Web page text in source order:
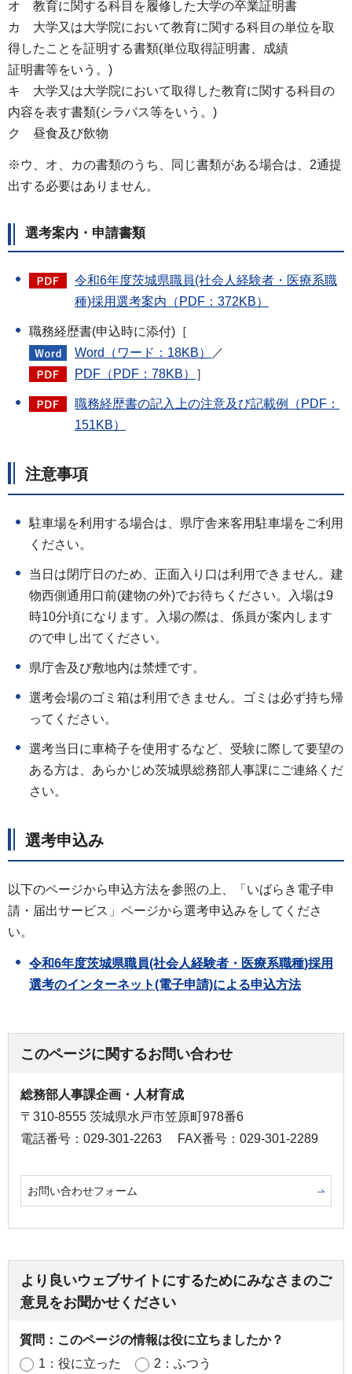
オ 教育に関する科目を履修した大学の卒業証明書
カ 大学又は大学院において教育に関する科目の単位を取
得したことを証明する書類(単位取得証明書、成績
証明書等をいう。)
キ 大学又は大学院において取得した教育に関する科目の
内容を表す書類(シラバス等をいう。)
ク 昼食及び飲物
※ウ、オ、カの書類のうち、同じ書類がある場合は、2通提
出する必要はありません。
選考案内・申請書類
令和6年度茨城県職員(社会人経験者・医療系職
種)採用選考案内（PDF：372KB）
職務経歴書(申込時に添付)［
Word（ワード：18KB）
／
PDF（PDF：78KB）
］
職務経歴書の記入上の注意及び記載例（PDF：
151KB）
注意事項
駐車場を利用する場合は、県庁舎来客用駐車場をご利用
ください。
当日は閉庁日のため、正面入り口は利用できません。建
物西側通用口前(建物の外)でお待ちください。入場は9
時10分頃になります。入場の際は、係員が案内します
ので申し出てください。
県庁舎及び敷地内は禁煙です。
選考会場のゴミ箱は利用できません。ゴミは必ず持ち帰
ってください。
選考当日に車椅子を使用するなど、受験に際して要望の
ある方は、あらかじめ茨城県総務部人事課にご連絡くだ
さい。
選考申込み
以下のページから申込方法を参照の上、「いばらき電子申
請・届出サービス」ページから選考申込みをしてくださ
い。
令和6年度茨城県職員(社会人経験者・医療系職種)採用
選考のインターネット(電子申請)による申込方法
このページに関するお問い合わせ
総務部人事課企画・人材育成
〒310-8555 茨城県水戸市笠原町978番6
電話番号：029-301-2263
FAX番号：029-301-2289
お問い合わせフォーム
より良いウェブサイトにするためにみなさまのご
意見をお聞かせください
質問：このページの情報は役に立ちましたか？
1：役に立った
2：ふつう